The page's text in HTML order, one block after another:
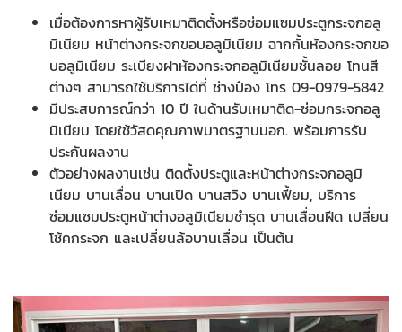
เมื่อต้องการหาผู้รับเหมาติดตั้งหรือซ่อมแซมประตูกระจกอลู
มิเนียม หน้าต่างกระจกขอบอลูมิเนียม ฉากกั้นห้องกระจกขอ
บอลูมิเนียม ระเบียงฝาห้องกระจกอลูมิเนียมชั้นลอย โทนสี
ต่างๆ สามารถใช้บริการได่ที่ ช่างป๋อง โทร 09-0979-5842
มีประสบการณ์กว่า 10 ปี ในด้านรับเหมาติด-ซ่อมกระจกอลู
มิเนียม โดยใช้วัสดคุณภาพมาตรฐานมอก. พร้อมการรับ
ประกันผลงาน
ตัวอย่างผลงานเช่น ติดตั้งประตูและหน้าต่างกระจกอลูมิ
เนียม บานเลื่อน บานเปิด บานสวิง บานเฟี้ยม, บริการ
ซ่อมแซมประตูหน้าต่างอลูมิเนียมชำรุด บานเลื่อนฝืด เปลี่ยน
โช้คกระจก และเปลี่ยนล้อบานเลื่อน เป็นต้น